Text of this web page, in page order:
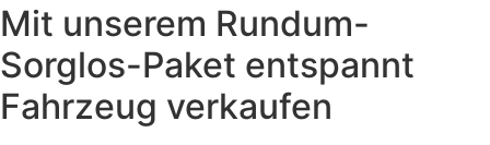
Mit unserem Rundum-
Sorglos-Paket entspannt
Fahrzeug verkaufen